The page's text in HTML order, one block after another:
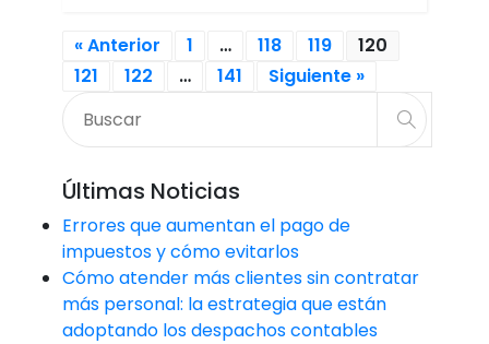
« Anterior 1 … 118 119
120
121
122 … 141 Siguiente »
Últimas Noticias
Errores que aumentan el pago de
impuestos y cómo evitarlos
Cómo atender más clientes sin contratar
más personal: la estrategia que están
adoptando los despachos contables